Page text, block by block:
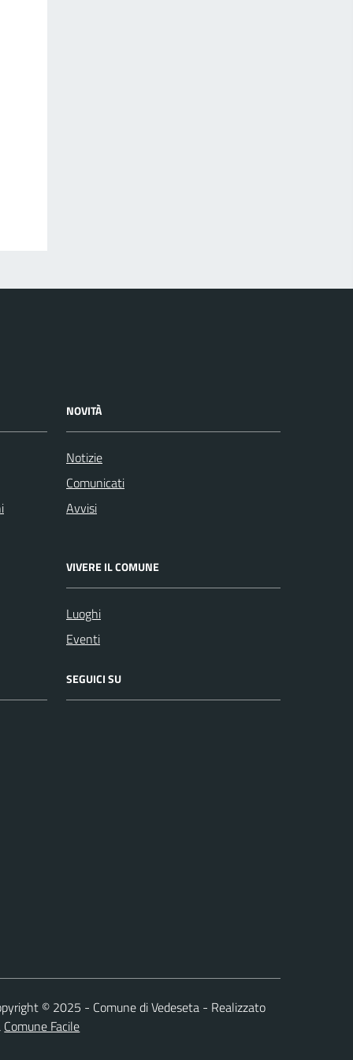
NOVITÀ
Notizie
Comunicati
Avvisi
VIVERE IL COMUNE
Luoghi
Eventi
SEGUICI SU
© 2025 - Comune di Vedeseta - Realizzato
Comune Facile